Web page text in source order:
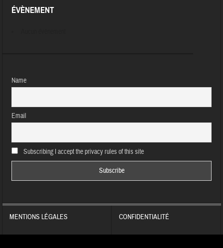
ÉVÈNEMENT
Name
Email
Subscribing I accept the privacy rules of this site
MENTIONS LÉGALES CONFIDENTIALITÉ